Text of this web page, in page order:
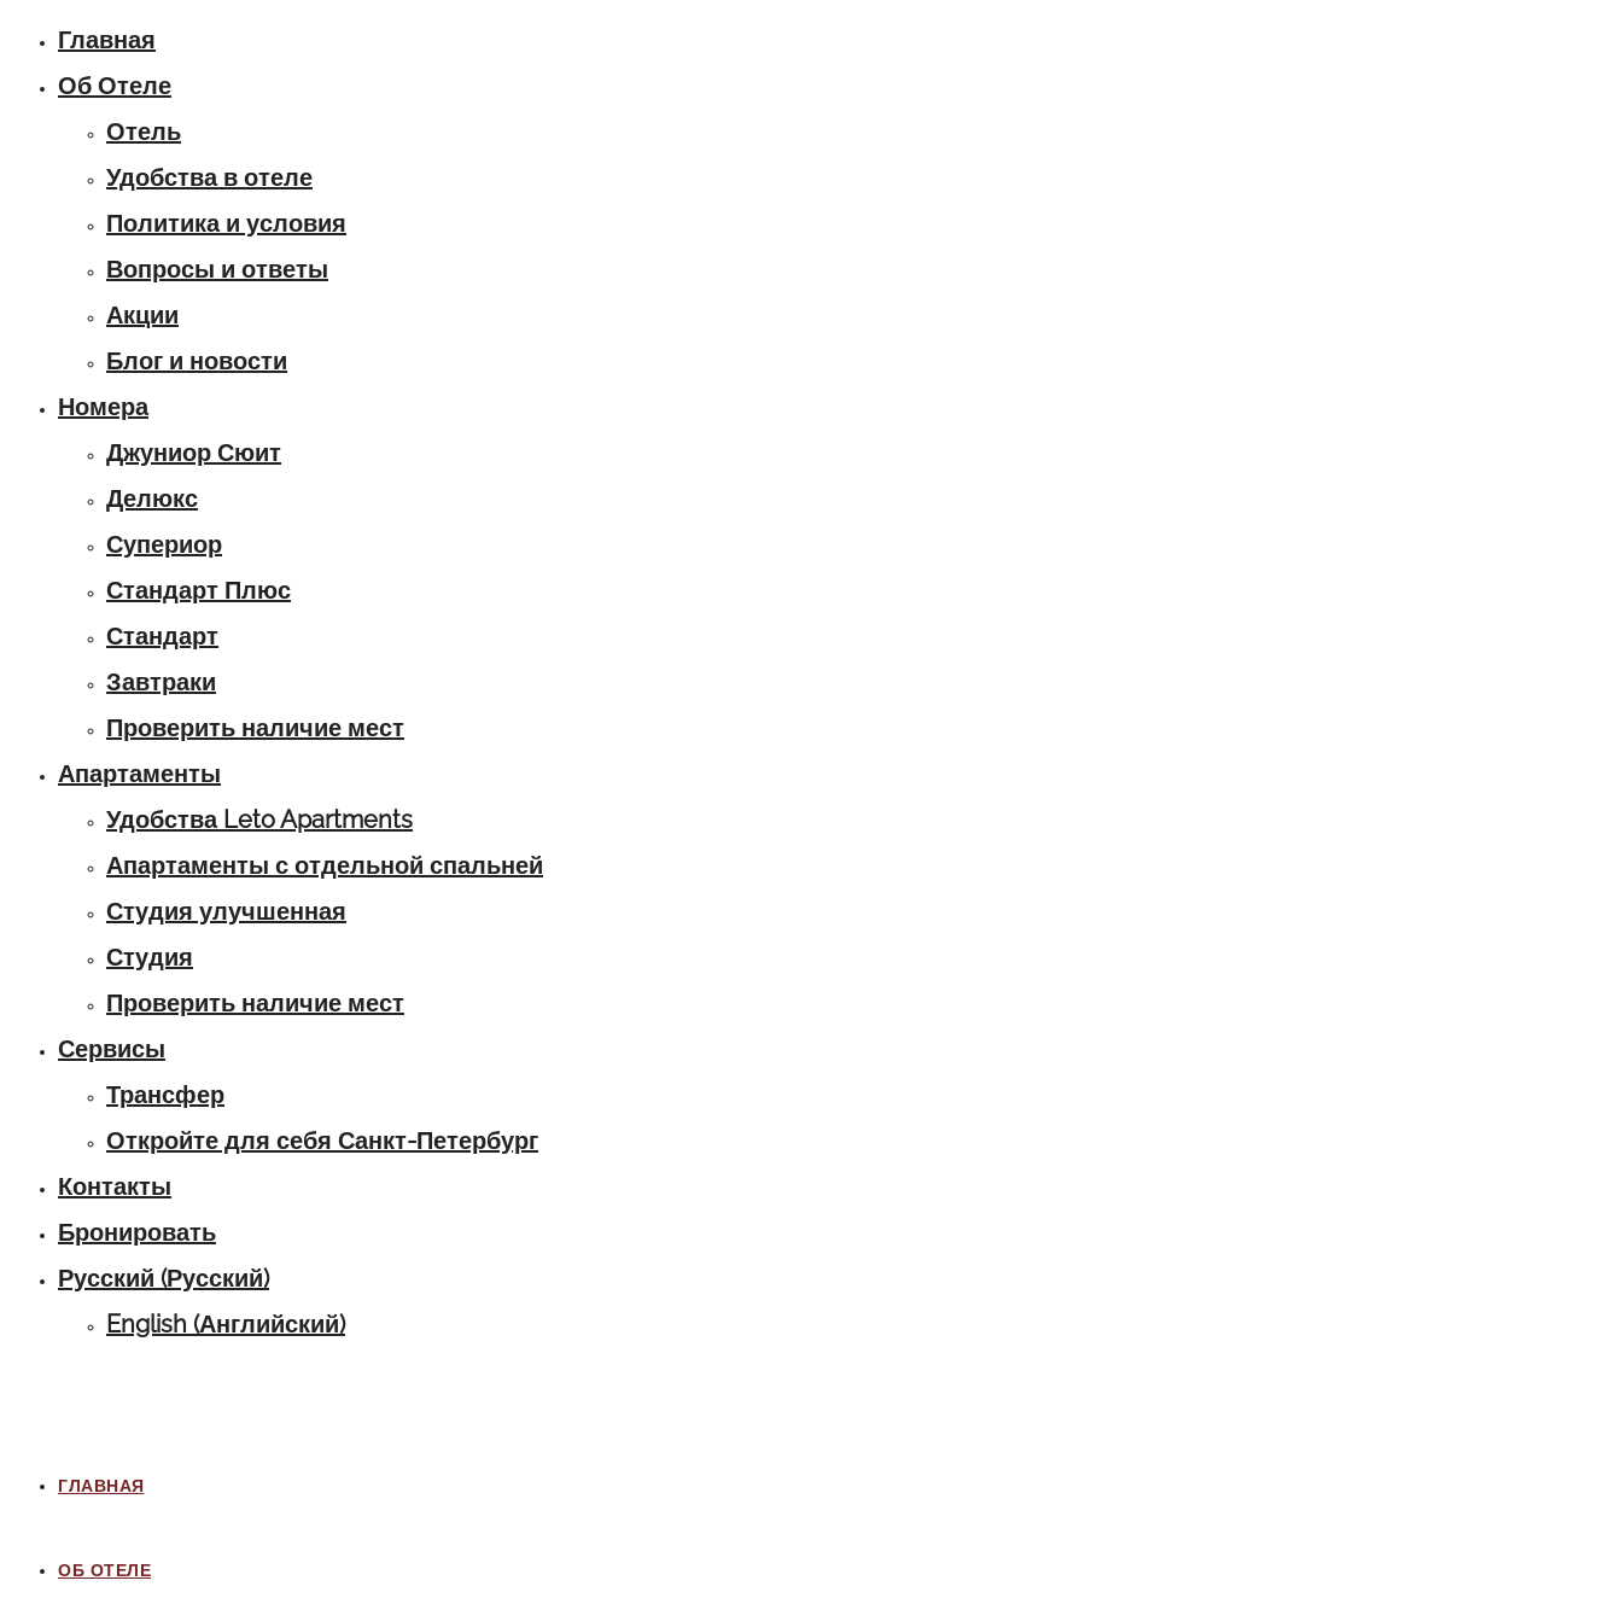
Главная
Об Отеле
Отель
Удобства в отеле
Политика и условия
Вопросы и ответы
Акции
Блог и новости
Номера
Джуниор Сюит
Делюкс
Супериор
Стандарт Плюс
Стандарт
Завтраки
Проверить наличие мест
Апартаменты
Удобства Leto Apartments
Апартаменты с отдельной спальней
Студия улучшенная
Студия
Проверить наличие мест
Сервисы
Трансфер
Откройте для себя Санкт-Петербург
Контакты
Бронировать
Русский (Русский)
English (Английский)
ГЛАВНАЯ
ОБ ОТЕЛЕ